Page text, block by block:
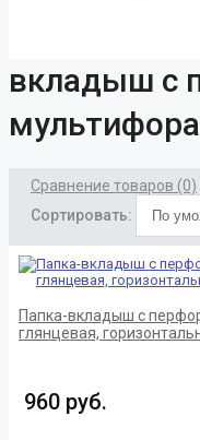
вкладыш с
мультифора
Сравнение товаров (0)
Сортировать:
Папка-вкладыш с
глянцевая,
960 руб.